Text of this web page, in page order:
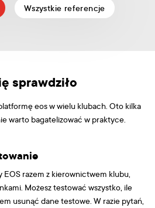
Wszystkie referencje
sprawdziło
eos w wielu klubach. Oto kilka
warto bagatelizować w praktyce.
razem z kierownictwem klubu,
Możesz testować wszystko, ile
usunąć dane testowe. W razie pytań,